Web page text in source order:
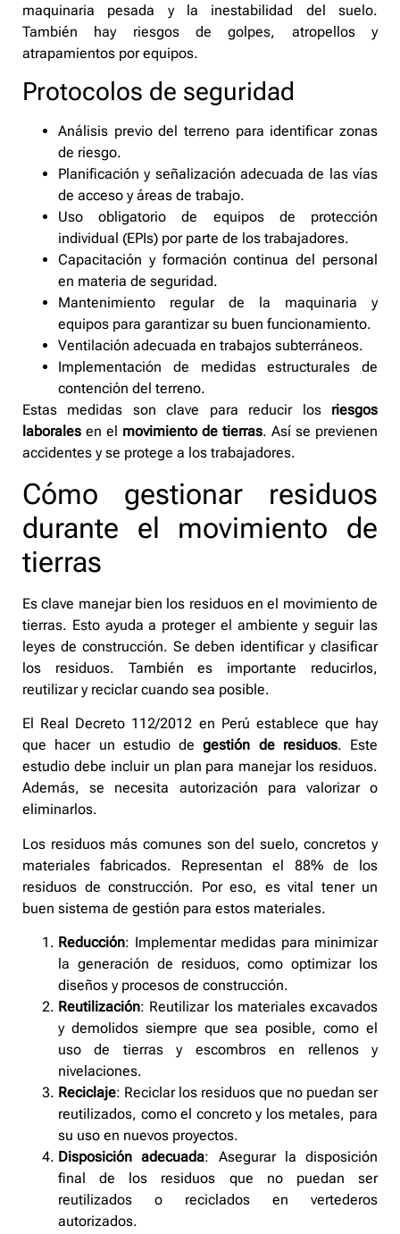
maquinaria pesada y la inestabilidad del suelo.
También hay riesgos de golpes, atropellos y
atrapamientos por equipos.
Protocolos de seguridad
Análisis previo del terreno para identificar zonas
de riesgo.
Planificación y señalización adecuada de las vías
de acceso y áreas de trabajo.
Uso obligatorio de equipos de protección
individual (EPIs) por parte de los trabajadores.
Capacitación y formación continua del personal
en materia de seguridad.
Mantenimiento regular de la maquinaria y
equipos para garantizar su buen funcionamiento.
Ventilación adecuada en trabajos subterráneos.
Implementación de medidas estructurales de
contención del terreno.
Estas medidas son clave para reducir los riesgos
laborales en el movimiento de tierras. Así se previenen
accidentes y se protege a los trabajadores.
Cómo gestionar residuos
durante el movimiento de
tierras
Es clave manejar bien los residuos en el movimiento de
tierras. Esto ayuda a proteger el ambiente y seguir las
leyes de construcción. Se deben identificar y clasificar
los residuos. También es importante reducirlos,
reutilizar y reciclar cuando sea posible.
El Real Decreto 112/2012 en Perú establece que hay
que hacer un estudio degestión de residuos. Este
estudio debe incluir un plan para manejar los residuos.
Además, se necesita autorización para valorizar o
eliminarlos.
Los residuos más comunes son del suelo, concretos y
materiales fabricados. Representan el 88% de los
residuos de construcción. Por eso, es vital tener un
buen sistema de gestión para estos materiales.
Reducción: Implementar medidas para minimizar
la generación de residuos, como optimizar los
diseños y procesos de construcción.
Reutilización: Reutilizar los materiales excavados
y demolidos siempre que sea posible, como el
uso de tierras y escombros en rellenos y
nivelaciones.
Reciclaje: Reciclar los residuos que no puedan ser
reutilizados, como el concreto y los metales, para
su uso en nuevos proyectos.
Disposición adecuada: Asegurar la disposición
final de los residuos que no puedan ser
reutilizados o reciclados en vertederos
autorizados.